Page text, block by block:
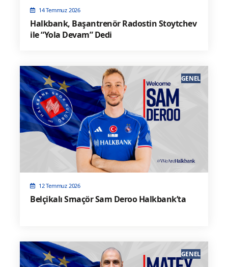
14 Temmuz 2026
Halkbank, Başantrenör Radostin Stoytchev
ile “Yola Devam” Dedi
12 Temmuz 2026
Belçikalı Smaçör Sam Deroo Halkbank’ta
GENEL
GENEL